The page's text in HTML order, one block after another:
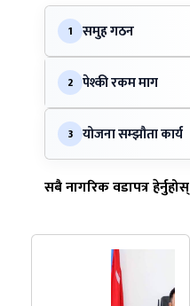
1 समुह गठन
2 पेश्की रकम माग
3 योजना सम्झौता कार्य
सबै नागरिक वडापत्र हेर्नुहोस्